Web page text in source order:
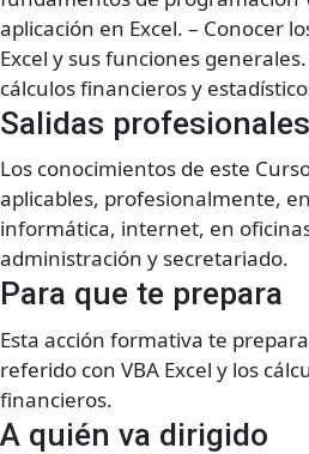
aplicación en Excel. – Conocer
Excel y sus funciones
cálculos financieros y
Salidas profesionales
Los conocimientos de este
aplicables, profesionalmente,
informática, internet, en
administración y secretariado.
Para que te prepara
Esta acción formativa te
referido con VBA Excel y los
financieros.
A quién va dirigido